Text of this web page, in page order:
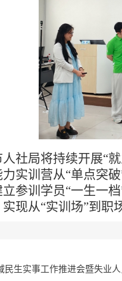
社局将持续开展“
实训营从“单点突
参训学员“一生一
现从“实训场”到职
民生实事工作推进会暨失业